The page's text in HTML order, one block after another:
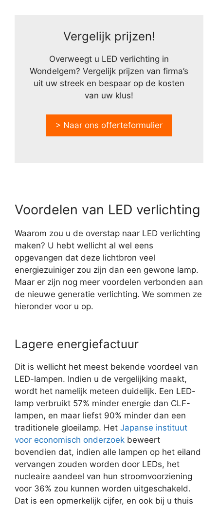
Vergelijk prijzen!
Overweegt u LED verlichting in
Wondelgem? Vergelijk prijzen van firma’s
uit uw streek en bespaar op de kosten
van uw klus!
> Naar ons offerteformulier
Voordelen van LED verlichting
Waarom zou u de overstap naar LED verlichting
maken? U hebt wellicht al wel eens
opgevangen dat deze lichtbron veel
energiezuiniger zou zijn dan een gewone lamp.
Maar er zijn nog meer voordelen verbonden aan
de nieuwe generatie verlichting. We sommen ze
hieronder voor u op.
Lagere energiefactuur
Dit is wellicht het meest bekende voordeel van
LED-lampen. Indien u de vergelijking maakt,
wordt het namelijk meteen duidelijk. Een LED-
lamp verbruikt 57% minder energie dan CLF-
lampen, en maar liefst 90% minder dan een
traditionele gloeilamp. Het Japanse instituut
voor economisch onderzoek beweert
bovendien dat, indien alle lampen op het eiland
vervangen zouden worden door LEDs, het
nucleaire aandeel van hun stroomvoorziening
voor 36% zou kunnen worden uitgeschakeld.
Dat is een opmerkelijk cijfer, en ook bij u thuis